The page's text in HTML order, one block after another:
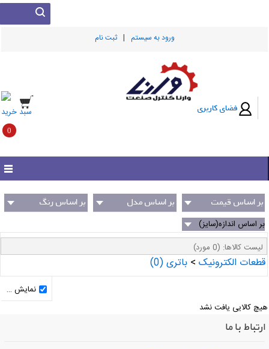
ورود به سيستم| ثبت نام
فضای کاربری سبد خرید
0
بر اساس قیمت
بر اساس مدل
بر اساس رنگ
بر اساس اندازه(سایز)
لیست کالاها: (0 مورد)
قطعات الکترونیک> باتری(0)
نمایش کالاهای ناموجود
هیچ کالایی یافت نشد
ارتباط با ما